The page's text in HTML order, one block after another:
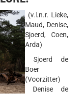
(v.l.n.r. Lieke,
Maud, Denise,
Sjoerd, Coen,
Arda)
Sjoerd de
Boer
(Voorzitter)
Denise de